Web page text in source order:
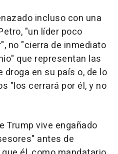
incluso con una
"un líder poco
no "cierra de inmediato
que representan las
en su país o, de lo
"los cerrará por él, y no
Trump vive engañado
antes de